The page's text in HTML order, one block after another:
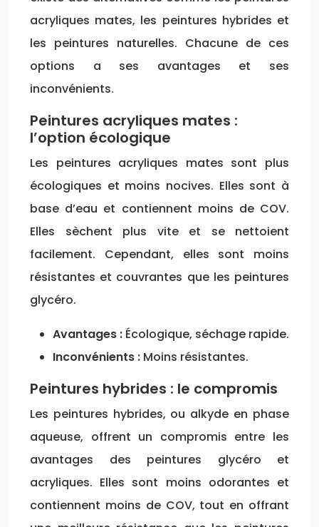
acryliques mates, les peintures hybrides et
les peintures naturelles. Chacune de ces
options a ses avantages et ses
inconvénients.
Peintures acryliques mates :
l’option écologique
Les peintures acryliques mates sont plus
écologiques et moins nocives. Elles sont à
base d’eau et contiennent moins de COV.
Elles sèchent plus vite et se nettoient
facilement. Cependant, elles sont moins
résistantes et couvrantes que les peintures
glycéro.
Avantages : Écologique, séchage rapide.
Inconvénients : Moins résistantes.
Peintures hybrides : le compromis
Les peintures hybrides, ou alkyde en phase
aqueuse, offrent un compromis entre les
avantages des peintures glycéro et
acryliques. Elles sont moins odorantes et
contiennent moins de COV, tout en offrant